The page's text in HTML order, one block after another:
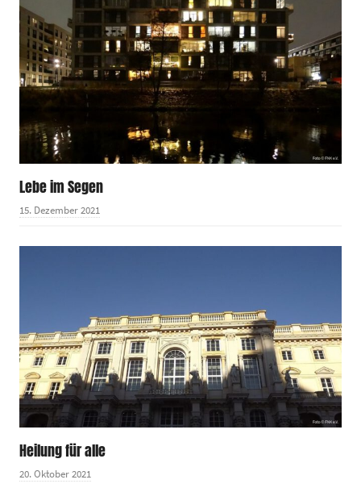
Lebe im Segen
15. Dezember 2021
Heilung für alle
20. Oktober 2021